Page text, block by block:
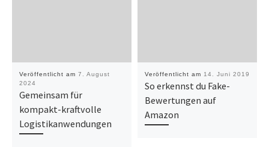
Veröffentlicht am 7. August
2024
Gemeinsam für
kompakt-kraftvolle
Logistikanwendungen
Veröffentlicht am 14. Juni 2019
So erkennst du Fake-
Bewertungen auf
Amazon